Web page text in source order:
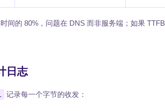
间的 80%，问题在 DNS 而非服务端；如果
日志
记录每一个字节的收发：